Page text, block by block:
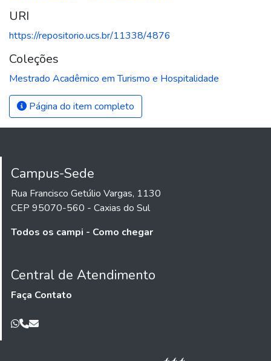
URI
https://repositorio.ucs.br/11338/4876
Coleções
Mestrado Acadêmico em Turismo e Hospitalidade
Página do item completo
Campus-Sede
Rua Francisco Getúlio Vargas, 1130
CEP 95070-560 - Caxias do Sul
Todos os campi - Como chegar
Central de Atendimento
Faça Contato